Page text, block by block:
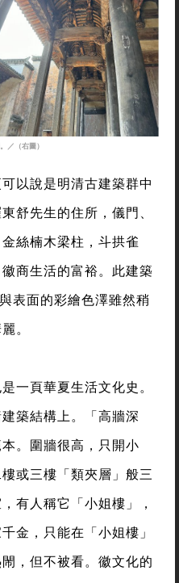
／（右圖）
以說是明清古建築群中
舒先生的住所，儀門、
絲楠木梁柱，斗拱雀
商生活的富裕。此建築
表面的彩繪色澤雖然稍
。
一頁華夏生活文化史。
築結構上。「高牆深
。圍牆很高，只開小
或三樓「類夾層」般三
有人稱它「小姐樓」，
金，只能在「小姐樓」
，但不被看。徽文化的